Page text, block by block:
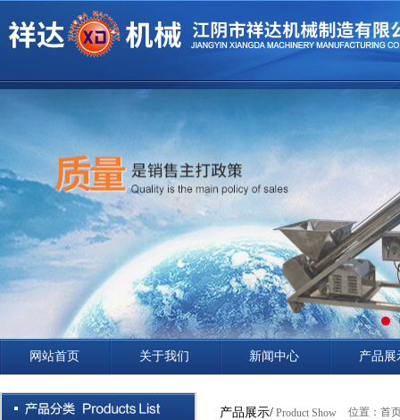
网站首页 关于我们 新闻中心 产品展
产品展示/ Product Show 位置： 首